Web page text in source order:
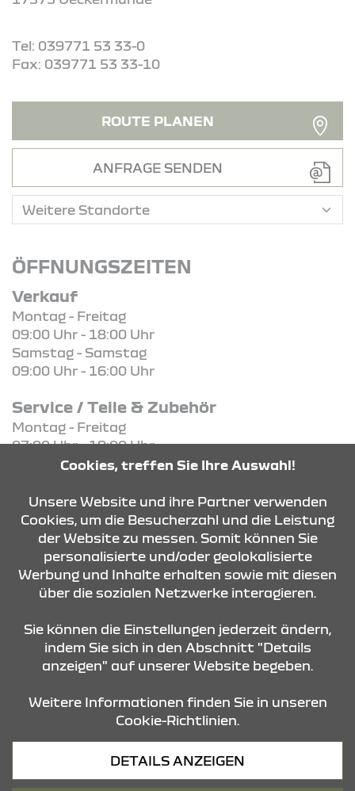
Tel: 039771 53 33-0
Fax: 039771 53 33-10
ROUTE PLANEN
ANFRAGE SENDEN
ÖFFNUNGSZEITEN
Verkauf
Montag - Freitag
09:00 Uhr - 18:00 Uhr
Samstag - Samstag
09:00 Uhr - 16:00 Uhr
Service / Teile & Zubehör
Montag - Freitag
07:00 Uhr - 18:00 Uhr
KONTAKT & ANFAHRT
ÖFFNUNGSZEITEN
STANDORTE
Datenschutz
Cookies, treffen Sie Ihre Auswahl!
Unsere Website und ihre Partner verwenden
Cookies, um die Besucherzahl und die Leistung
der Website zu messen. Somit können Sie
personalisierte und/oder geolokalisierte
Werbung und Inhalte erhalten sowie mit diesen
über die sozialen Netzwerke interagieren.
Sie können die Einstellungen jederzeit ändern,
indem Sie sich in den Abschnitt "Details
anzeigen" auf unserer Website begeben.
Weitere Informationen finden Sie in unseren
Cookie-Richtlinien.
DETAILS ANZEIGEN